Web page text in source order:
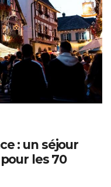
: un séjour
les 70